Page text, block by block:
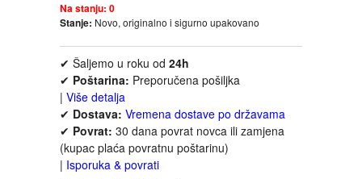
KLASICI
KNJIGE ZA DECU
KOMEDIJA
Na stanju: 0
Stanje: Novo, originalno i sigurno upakovano
✔ Šaljemo u roku od 24h
✔ Poštarina: Preporučena pošiljka
| Više detalja
✔ Dostava: Vremena dostave po državama
✔ Povrat: 30 dana povrat novca ili zamjena
(kupac plaća povratnu poštarinu)
| Isporuka & povrati